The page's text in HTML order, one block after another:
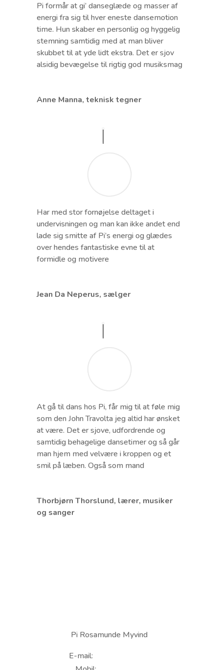
Pi formår at gi’ danseglæde og masser af
energi fra sig til hver eneste dansemotion
time. Hun skaber en personlig og hyggelig
stemning samtidig med at man bliver
skubbet til at yde lidt ekstra. Det er sjov
alsidig bevægelse til rigtig god musiksmag
Anne Manna, teknisk tegner
Har med stor fornøjelse deltaget i
undervisningen og man kan ikke andet end
lade sig smitte af Pi’s energi og glædes
over hendes fantastiske evne til at
formidle og motivere
Jean Da Neperus, sælger
At gå til dans hos Pi, får mig til at føle mig
som den John Travolta jeg altid har ønsket
at være. Det er sjove, udfordrende og
samtidig behagelige dansetimer og så går
man hjem med velvære i kroppen og et
smil på læben. Også som mand
Thorbjørn Thorslund, lærer, musiker
og sanger
Pi Rosamunde Myvind
E-mail: